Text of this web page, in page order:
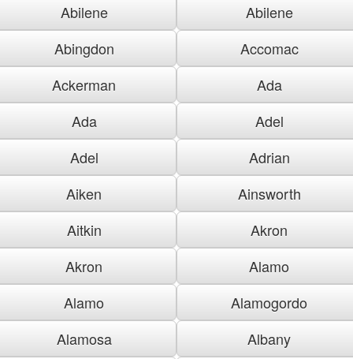
Abilene
Abilene
Abingdon
Accomac
Ackerman
Ada
Ada
Adel
Adel
Adrian
Aiken
Ainsworth
Aitkin
Akron
Akron
Alamo
Alamo
Alamogordo
Alamosa
Albany